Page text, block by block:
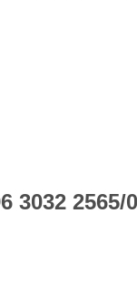
3032 2565/